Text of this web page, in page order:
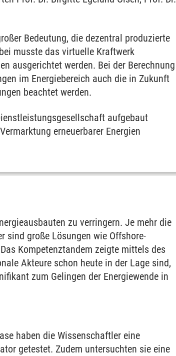
Bedeutung, die dezentral produzierte
musste das virtuelle Kraftwerk
ausgerichtet werden. Bei der Berechnung
im Energiebereich auch die in Zukunft
beachtet werden.
aufgebaut
erneuerbarer Energien
zu verringern. Je mehr die
sind große Lösungen wie Offshore-
Kompetenztandem zeigte mittels des
Akteure schon heute in der Lage sind,
zum Gelingen der Energiewende in
haben die Wissenschaftler eine
getestet. Zudem untersuchten sie eine